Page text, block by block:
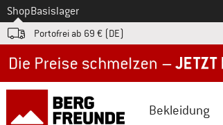
Zum
ShopBasislager
Portofrei ab 69 € (DE)
Bekleidung